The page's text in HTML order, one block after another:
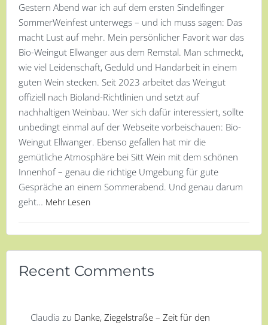
Gestern Abend war ich auf dem ersten Sindelfinger
SommerWeinfest unterwegs – und ich muss sagen: Das
macht Lust auf mehr. Mein persönlicher Favorit war das
Bio-Weingut Ellwanger aus dem Remstal. Man schmeckt,
wie viel Leidenschaft, Geduld und Handarbeit in einem
guten Wein stecken. Seit 2023 arbeitet das Weingut
offiziell nach Bioland-Richtlinien und setzt auf
nachhaltigen Weinbau. Wer sich dafür interessiert, sollte
unbedingt einmal auf der Webseite vorbeischauen: Bio-
Weingut Ellwanger. Ebenso gefallen hat mir die
gemütliche Atmosphäre bei Sitt Wein mit dem schönen
Innenhof – genau die richtige Umgebung für gute
Gespräche an einem Sommerabend. Und genau darum
geht… Mehr Lesen
Recent Comments
Claudia zu Danke, Ziegelstraße – Zeit für den